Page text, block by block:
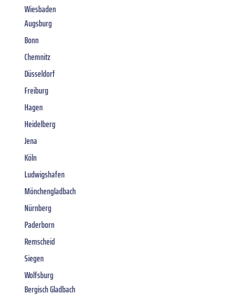
Wiesbaden
Augsburg
Bonn
Chemnitz
Düsseldorf
Freiburg
Hagen
Heidelberg
Jena
Köln
Ludwigshafen
Mönchengladbach
Nürnberg
Paderborn
Remscheid
Siegen
Wolfsburg
Bergisch Gladbach